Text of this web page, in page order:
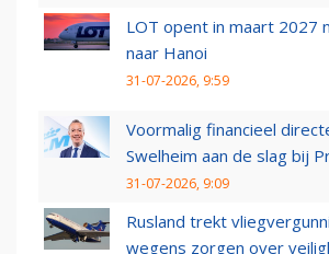
LOT opent in maart 2027
naar Hanoi
31-07-2026, 9:59
Voormalig financieel
Swelheim aan de slag bij
31-07-2026, 9:09
Rusland trekt
wegens zorgen over